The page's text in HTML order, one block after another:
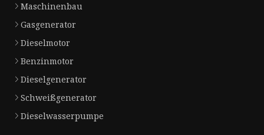
Maschinenbau
Gasgenerator
Dieselmotor
Benzinmotor
Dieselgenerator
Schweißgenerator
Dieselwasserpumpe